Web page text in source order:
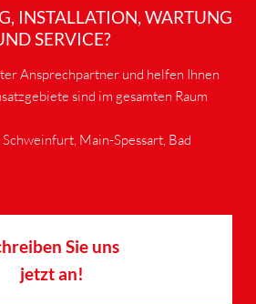
INSTALLATION, WARTUNG
SERVICE?
Ansprechpartner und helfen Ihnen
sind im gesamten Raum
Main-Spessart, Bad
Sie uns
jetzt an!